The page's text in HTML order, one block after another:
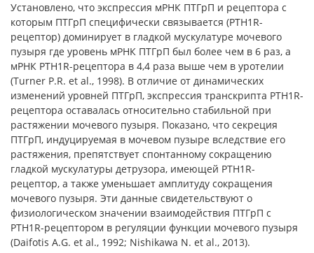
Установлено, что экспрессия мРНК ПТГрП и рецептора с
которым ПТГрП специфически связывается (PTH1R-
рецептор) доминирует в гладкой мускулатуре мочевого
пузыря где уровень мРНК ПТГрП был более чем в 6 раз, а
мРНК PTH1R-рецептора в 4,4 раза выше чем в уротелии
(Turner P.R. et al., 1998). В отличие от динамических
изменений уровней ПТГрП, экспрессия транскрипта PTH1R-
рецептора оставалась относительно стабильной при
растяжении мочевого пузыря. Показано, что секреция
ПТГрП, индуцируемая в мочевом пузыре вследствие его
растяжения, препятствует спонтанному сокращению
гладкой мускулатуры детрузора, имеющей PTH1R-
рецептор, а также уменьшает амплитуду сокращения
мочевого пузыря. Эти данные свидетельствуют о
физиологическом значении взаимодействия ПТГрП с
PTH1R-рецептором в регуляции функции мочевого пузыря
(Daifotis A.G. et al., 1992; Nishikawa N. et al., 2013).